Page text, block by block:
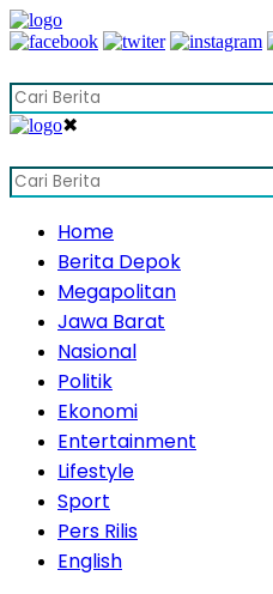
✖
Home
Berita Depok
Megapolitan
Jawa Barat
Nasional
Politik
Ekonomi
Entertainment
Lifestyle
Sport
Pers Rilis
English